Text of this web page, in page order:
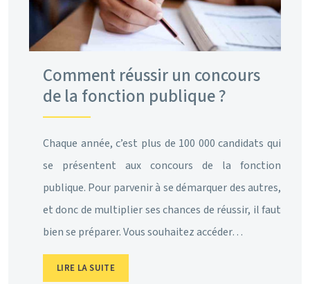
Comment réussir un concours
de la fonction publique ?
Chaque année, c’est plus de 100 000 candidats qui
se présentent aux concours de la fonction
publique. Pour parvenir à se démarquer des autres,
et donc de multiplier ses chances de réussir, il faut
bien se préparer. Vous souhaitez accéder…
LIRE LA SUITE